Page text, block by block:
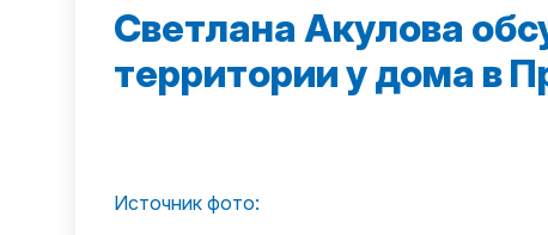
Светлана Акулова
территории у дома в
Источник фото: